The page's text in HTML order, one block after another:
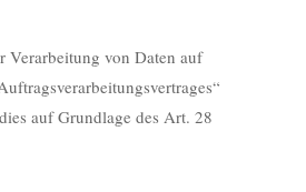
Verarbeitung von Daten auf
auf Grundlage des Art. 28